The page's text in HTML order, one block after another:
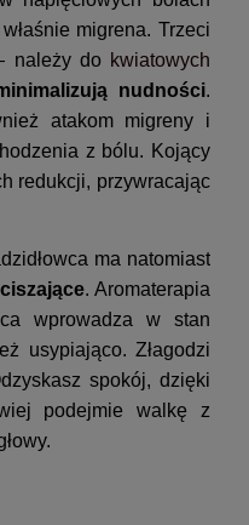
migrena. Trzeci
należy do kwiatowych
nudności.
atakom migreny i
z bólu. Kojący
redukcji, przywracając
ma natomiast
. Aromaterapia
wprowadza w stan
usypiająco. Złagodzi
spokój, dzięki
podejmie walkę z